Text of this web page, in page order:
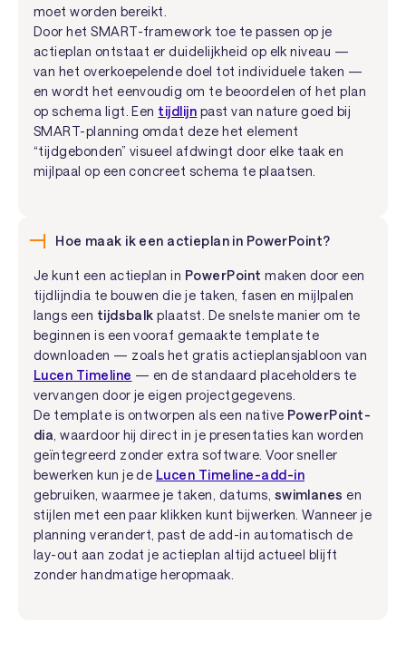
moet worden bereikt.
Door het SMART-framework toe te passen op je
actieplan ontstaat er duidelijkheid op elk niveau —
van het overkoepelende doel tot individuele taken —
en wordt het eenvoudig om te beoordelen of het plan
op schema ligt. Een tijdlijn past van nature goed bij
SMART-planning omdat deze het element
“tijdgebonden” visueel afdwingt door elke taak en
mijlpaal op een concreet schema te plaatsen.
Hoe maak ik een actieplan in PowerPoint?
Je kunt een actieplan in PowerPoint maken door een
tijdlijndia te bouwen die je taken, fasen en mijlpalen
langs een tijdsbalk plaatst. De snelste manier om te
beginnen is een vooraf gemaakte template te
downloaden — zoals het gratis actieplansjabloon van
Lucen Timeline — en de standaard placeholders te
vervangen door je eigen projectgegevens.
De template is ontworpen als een native PowerPoint-
dia , waardoor hij direct in je presentaties kan worden
geïntegreerd zonder extra software. Voor sneller
bewerken kun je de Lucen Timeline-add-in
gebruiken, waarmee je taken, datums, swimlanes en
stijlen met een paar klikken kunt bijwerken. Wanneer je
planning verandert, past de add-in automatisch de
lay-out aan zodat je actieplan altijd actueel blijft
zonder handmatige heropmaak.